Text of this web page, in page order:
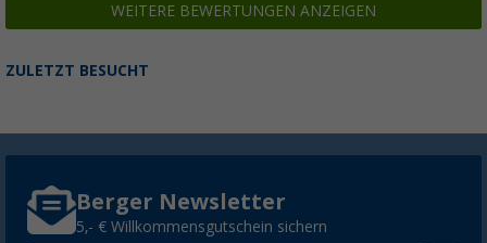
WEITERE BEWERTUNGEN ANZEIGEN
ZULETZT BESUCHT
Berger Newsletter
5,- € Willkommensgutschein sichern